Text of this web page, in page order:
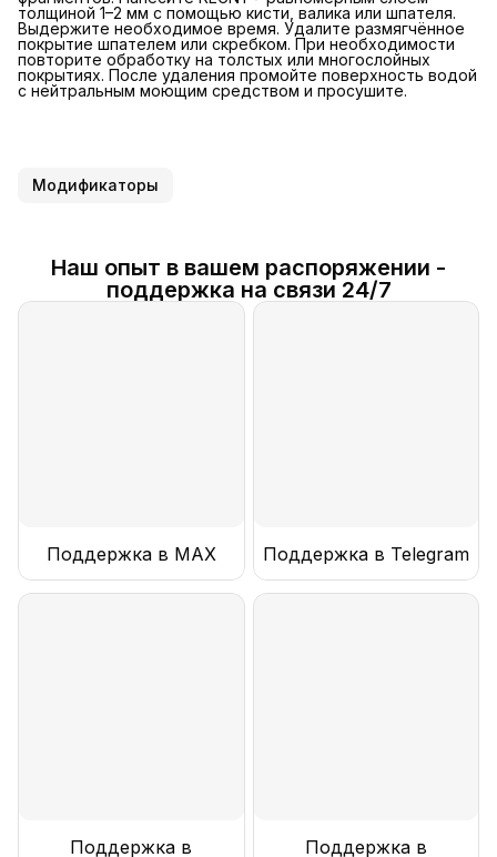
толщиной 1–2 мм с помощью кисти, валика или шпателя.
Выдержите необходимое время. Удалите размягчённое
покрытие шпателем или скребком. При необходимости
повторите обработку на толстых или многослойных
покрытиях. После удаления промойте поверхность водой
с нейтральным моющим средством и просушите.
Модификаторы
Наш опыт в вашем распоряжении -
поддержка на связи 24/7
Поддержка в MAX Поддержка в Telegram
Поддержка в
Поддержка в